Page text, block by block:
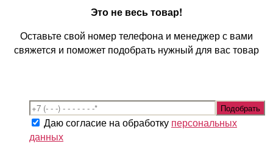
Это не весь товар!
Оставьте свой номер телефона и менеджер с вами
свяжется и поможет подобрать нужный для вас товар
Даю согласие на обработку персональных
данных